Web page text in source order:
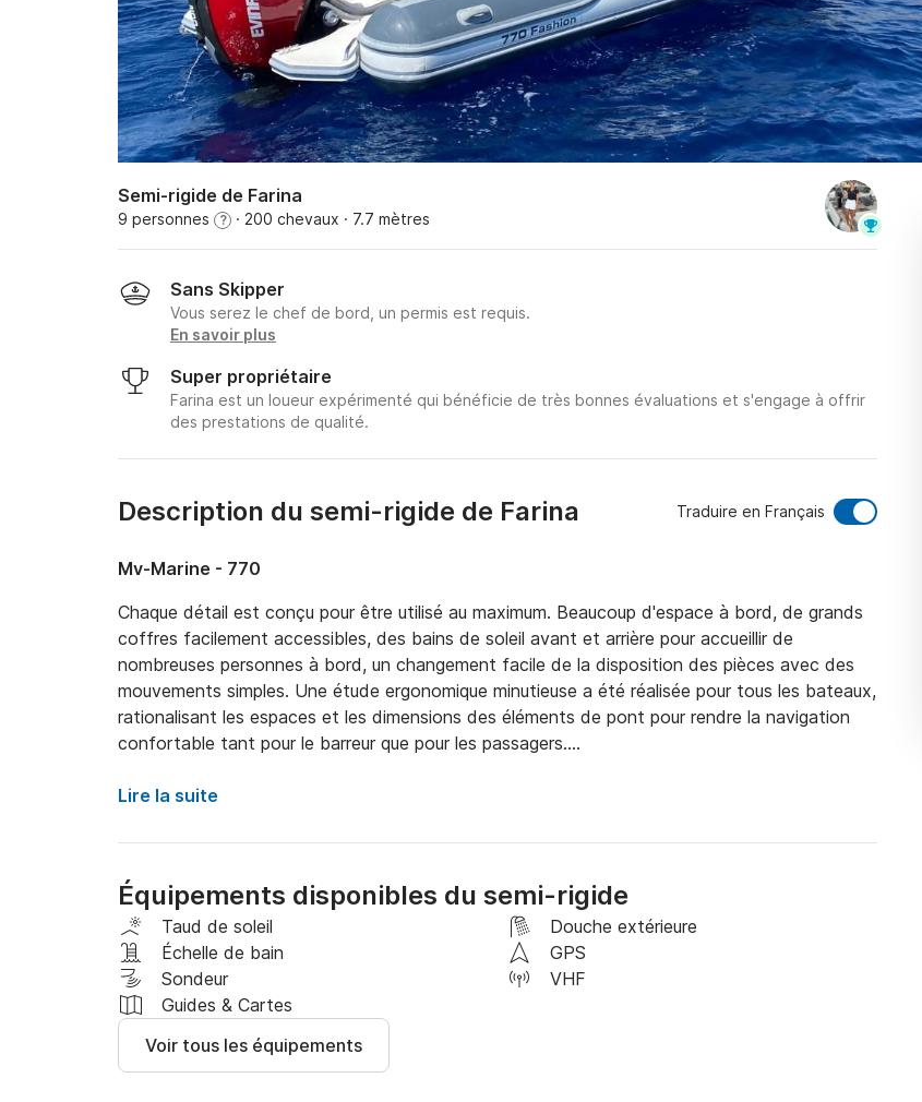
Semi-rigide de Farina
9 personnes ? · 200 chevaux · 7.7 mètres
Sans Skipper
Vous serez le chef de bord, un permis est requis.
En savoir plus
Super propriétaire
Farina est un loueur expérimenté qui bénéficie de très bonnes évaluations et s'engage à offrir
des prestations de qualité.
Description du semi-rigide de Farina Traduire en Français
Mv-Marine - 770
Chaque détail est conçu pour être utilisé au maximum. Beaucoup d'espace à bord, de grands
coffres facilement accessibles, des bains de soleil avant et arrière pour accueillir de
nombreuses personnes à bord, un changement facile de la disposition des pièces avec des
mouvements simples. Une étude ergonomique minutieuse a été réalisée pour tous les bateaux,
rationalisant les espaces et les dimensions des éléments de pont pour rendre la navigation
confortable tant pour le barreur que pour les passagers.
Profitez de notre MV-Marine 770 RIB sur la mer de Majorque et découvrez de superbes
wakeboard ou du beignet.
Lire la suite
Équipements disponibles du semi-rigide
Taud de soleil
Douche extérieure
Échelle de bain
GPS
Sondeur
VHF
Guides & Cartes
Voir tous les équipements